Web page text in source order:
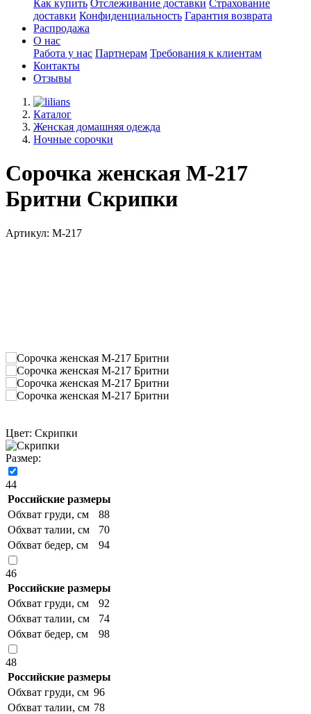
Как купить Отслеживание доставки Страхование
доставки Конфиденциальность Гарантия возврата
Распродажа
О нас
Работа у нас Партнерам Требования к клиентам
Контакты
Отзывы
Каталог
Женская домашняя одежда
Ночные сорочки
Сорочка женская М-217
Бритни Скрипки
Артикул: М-217
Цвет: Скрипки
Размер:
44
Российские размеры
Обхват груди, см
88
Обхват талии, см
70
Обхват бедер, см
94
46
Российские размеры
Обхват груди, см
92
Обхват талии, см
74
Обхват бедер, см
98
48
Российские размеры
Обхват груди, см 96
Обхват талии, см 78